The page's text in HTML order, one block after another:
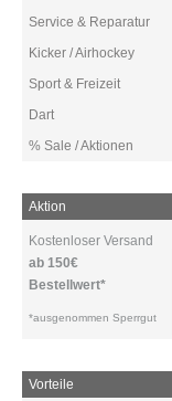
Service & Reparatur
Kicker / Airhockey
Sport & Freizeit
Dart
% Sale / Aktionen
Aktion
Kostenloser Versand
ab 150€
Bestellwert*
*ausgenommen Sperrgut
Vorteile